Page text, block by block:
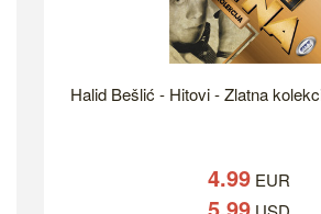
Halid Bešlić - Hitovi - Zlatna
4.99 EUR